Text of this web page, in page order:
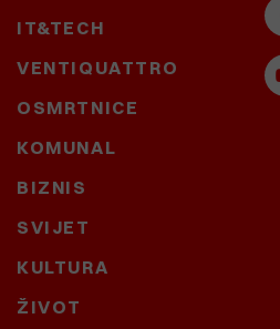
IT&TECH
VENTIQUATTRO
OSMRTNICE
KOMUNAL
BIZNIS
SVIJET
KULTURA
ŽIVOT